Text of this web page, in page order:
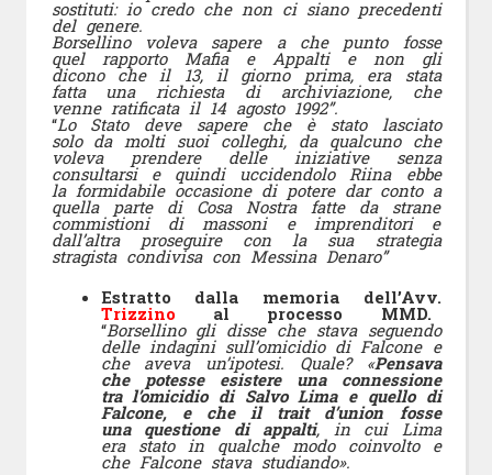
sostituti: io credo che non ci siano precedenti
del genere.
Borsellino voleva sapere a che punto fosse
quel rapporto Mafia e Appalti e non gli
dicono che il 13, il giorno prima, era stata
fatta una richiesta di archiviazione, che
venne ratificata il 14 agosto 1992”.
“Lo Stato deve sapere che è stato lasciato
solo da molti suoi colleghi, da qualcuno che
voleva prendere delle iniziative senza
consultarsi e quindi uccidendolo Riina ebbe
la formidabile occasione di potere dar conto a
quella parte di Cosa Nostra fatte da strane
commistioni di massoni e imprenditori e
dall’altra proseguire con la sua strategia
stragista condivisa con Messina Denaro”
Estratto dalla memoria dell’Avv.
Trizzino al processo MMD.
“Borsellino gli disse che stava seguendo
delle indagini sull’omicidio di Falcone e
che aveva un’ipotesi. Quale? «Pensava
che potesse esistere una connessione
tra l’omicidio di Salvo Lima e quello di
Falcone, e che il trait d’union fosse
una questione di appalti, in cui Lima
era stato in qualche modo coinvolto e
che Falcone stava studiando».